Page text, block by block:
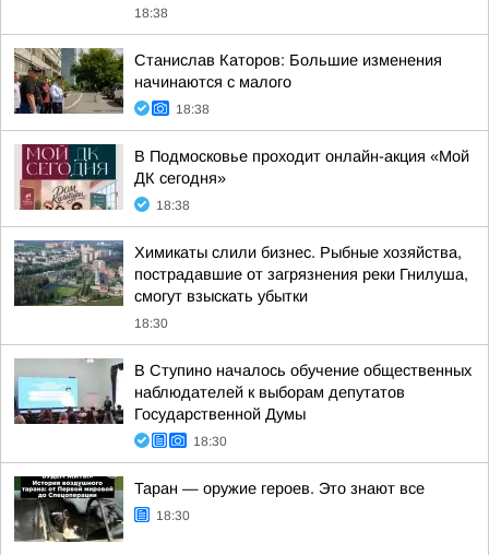
18:38
Станислав Каторов: Большие изменения
начинаются с малого
18:38
В Подмосковье проходит онлайн-акция «Мой
ДК сегодня»
18:38
Химикаты слили бизнес. Рыбные хозяйства,
пострадавшие от загрязнения реки Гнилуша,
смогут взыскать убытки
18:30
В Ступино началось обучение общественных
наблюдателей к выборам депутатов
Государственной Думы
18:30
Таран — оружие героев. Это знают все
18:30